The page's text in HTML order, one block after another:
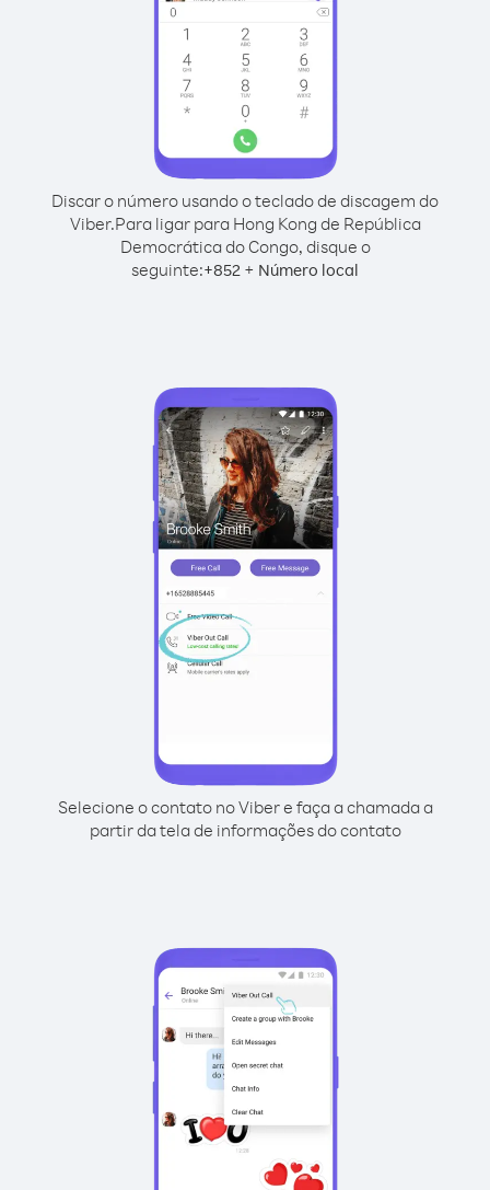
Discar o número usando o teclado de discagem do
Viber.Para ligar para Hong Kong de República
Democrática do Congo, disque o
seguinte:+852 + Número local
Selecione o contato no Viber e faça a chamada a
partir da tela de informações do contato